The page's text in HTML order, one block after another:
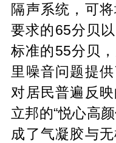
隔声系统，可
要求的65分贝
标准的55分贝
里噪音问题提
对居民普遍反
立邦的“悦心高
成了气凝胶与